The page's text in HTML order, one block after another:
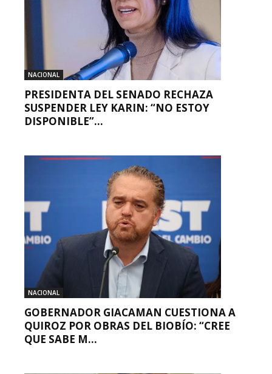
NACIONAL
PRESIDENTA DEL SENADO RECHAZA
SUSPENDER LEY KARIN: “NO ESTOY
DISPONIBLE”...
NACIONAL
GOBERNADOR GIACAMAN CUESTIONA A
QUIROZ POR OBRAS DEL BIOBÍO: “CREE
QUE SABE M...